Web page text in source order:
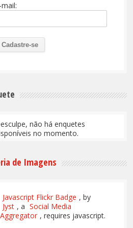
mail:
não há enquetes
no momento.
de Imagens
Javascript Flickr Badge , by
Jyst , a Social Media
Aggregator , requires javascript.